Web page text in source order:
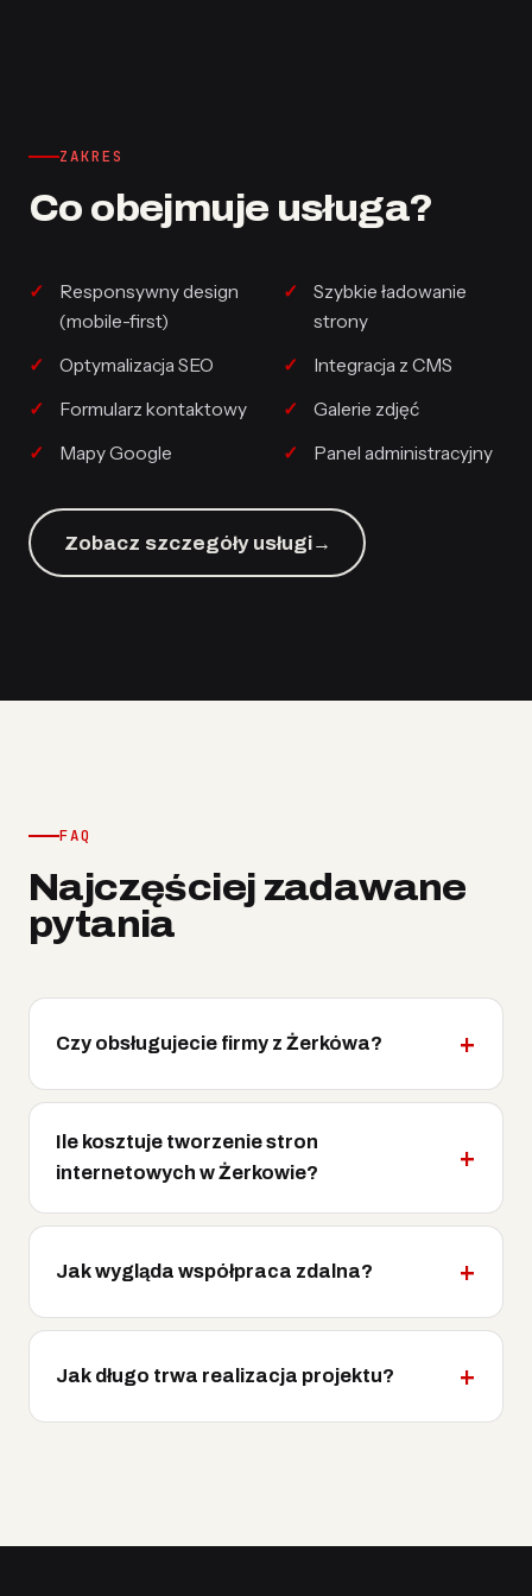
ZAKRES
Co obejmuje usługa?
Responsywny design
(mobile-first)
Szybkie ładowanie
strony
Optymalizacja SEO
Integracja z CMS
Formularz kontaktowy
Galerie zdjęć
Mapy Google
Panel administracyjny
Zobacz szczegóły usługi→
FAQ
Najczęściej zadawane
pytania
Czy obsługujecie firmy z Żerkówa?
Ile kosztuje tworzenie stron
internetowych w Żerkowie?
Jak wygląda współpraca zdalna?
Jak długo trwa realizacja projektu?